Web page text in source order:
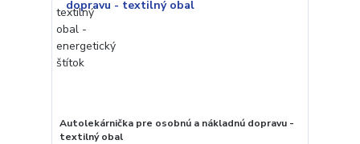
Autolekárnička pre osobnú a nákladnú dopravu -
textilný obal